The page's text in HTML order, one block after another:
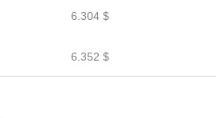
6.304 $
6.352 $